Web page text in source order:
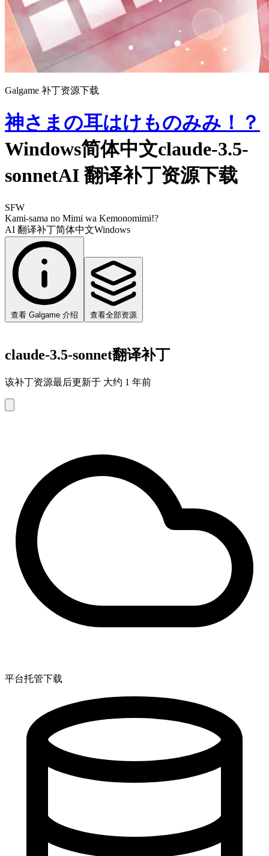
Galgame 补丁资源下载
神さまの耳はけものみみ！？
Windows简体中文claude-3.5-
sonnetAI 翻译补丁资源下载
SFW
Kami-sama no Mimi wa Kemonomimi!?
AI 翻译补丁简体中文Windows
查看 Galgame 介绍 查看全部资源
claude-3.5-sonnet翻译补丁
该补丁资源最后更新于 大约 1 年前
平台托管下载